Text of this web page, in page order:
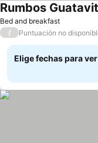
Bed and breakfast
Rumbos
/ Puntuación no
Elige fechas para